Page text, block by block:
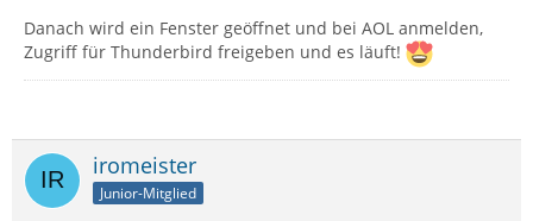
Danach wird ein Fenster geöffnet und bei AOL anmelden,
Zugriff für Thunderbird freigeben und es läuft!
iromeister
Junior-Mitglied